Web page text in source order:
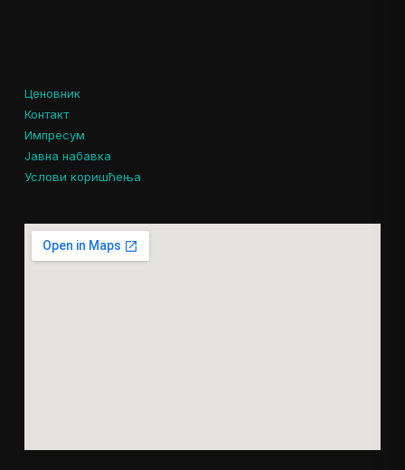
Ценовник
Контакт
Импресум
Јавна набавка
Услови коришћења